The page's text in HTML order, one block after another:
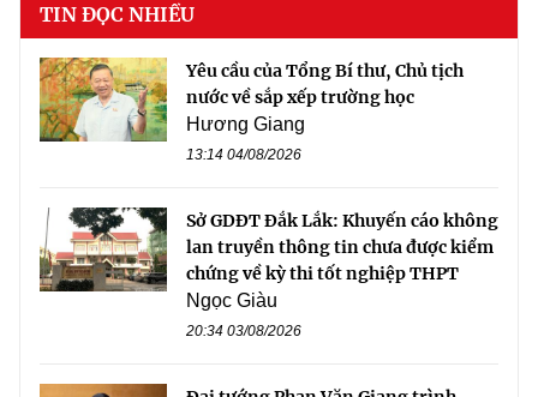
TIN ĐỌC NHIỀU
Yêu cầu của Tổng Bí thư, Chủ tịch
nước về sắp xếp trường học
Hương Giang
13:14 04/08/2026
Sở GDĐT Đắk Lắk: Khuyến cáo không
lan truyền thông tin chưa được kiểm
chứng về kỳ thi tốt nghiệp THPT
Ngọc Giàu
20:34 03/08/2026